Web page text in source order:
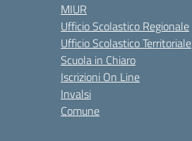
MIUR
Ufficio Scolastico Regionale
Ufficio Scolastico Territoriale
Scuola in Chiaro
Iscrizioni On Line
Invalsi
Comune